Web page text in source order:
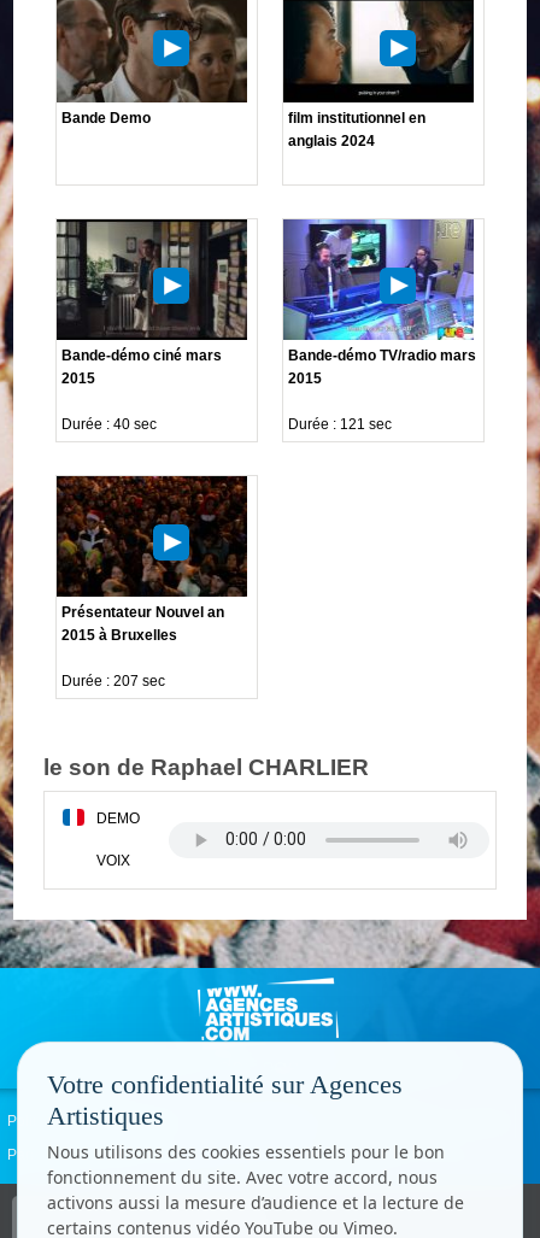
Bande Demo
film institutionnel en
anglais 2024
Bande-démo ciné mars
2015
Durée : 40 sec
Bande-démo TV/radio mars
2015
Durée : 121 sec
Présentateur Nouvel an
2015 à Bruxelles
Durée : 207 sec
le son de Raphael CHARLIER
DEMO
VOIX
Politique de confidentialité
Paramètres cookies
Copyright © CC.Comunication
Tous droits réservés
Votre confidentialité sur Agences
Artistiques
Nous utilisons des cookies essentiels pour le bon
fonctionnement du site. Avec votre accord, nous
activons aussi la mesure d’audience et la lecture de
certains contenus vidéo YouTube ou Vimeo.